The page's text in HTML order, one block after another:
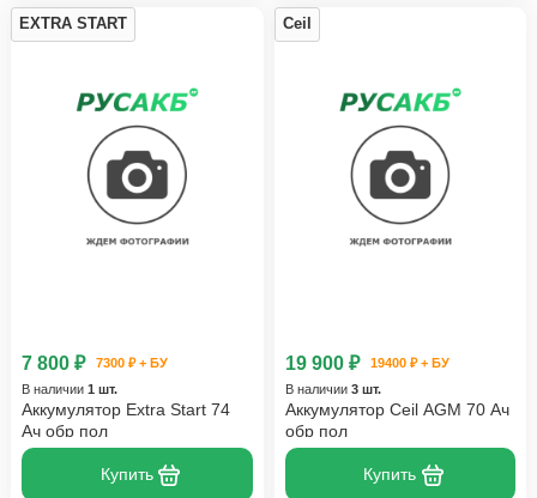
EXTRA START
7 800 ₽
7300 ₽ + БУ
В наличии 1 шт.
Аккумулятор Extra Start 74
Ач обр пол
Купить
Ceil
19 900 ₽
19400 ₽ + БУ
В наличии 3 шт.
Аккумулятор Ceil AGM 70 Ач
обр пол
Купить